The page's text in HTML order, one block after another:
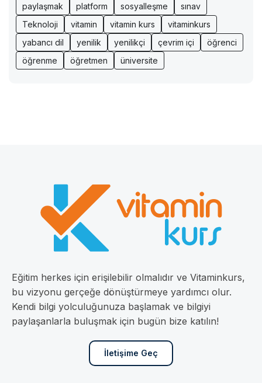
paylaşmak
platform sosyalleşme
sınav
Teknoloji
vitamin vitamin kurs
vitaminkurs
yabancı dil
yenilik yenilikçi çevrim içi
öğrenci
öğrenme
öğretmen üniversite
Eğitim herkes için erişilebilir olmalıdır ve Vitaminkurs,
bu vizyonu gerçeğe dönüştürmeye yardımcı olur.
Kendi bilgi yolculuğunuza başlamak ve bilgiyi
paylaşanlarla buluşmak için bugün bize katılın!
İletişime Geç